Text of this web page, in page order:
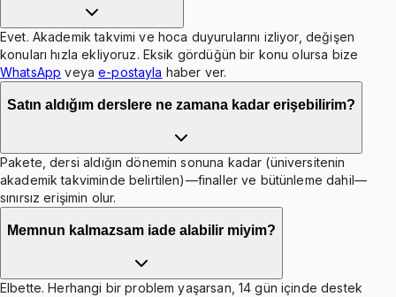
Evet. Akademik takvimi ve hoca duyurularını izliyor, değişen
konuları hızla ekliyoruz. Eksik gördüğün bir konu olursa bize
WhatsApp veya e-postayla haber ver.
Satın aldığım derslere ne zamana kadar erişebilirim?
Pakete, dersi aldığın dönemin sonuna kadar (üniversitenin
akademik takviminde belirtilen)—finaller ve bütünleme dahil—
sınırsız erişimin olur.
Memnun kalmazsam iade alabilir miyim?
Elbette. Herhangi bir problem yaşarsan, 14 gün içinde destek